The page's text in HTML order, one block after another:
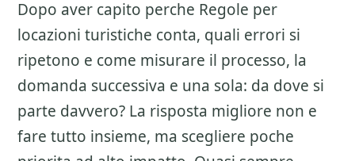
Dopo aver capito perche Regole per
locazioni turistiche conta, quali errori si
ripetono e come misurare il processo, la
domanda successiva e una sola: da dove si
parte davvero? La risposta migliore non e
fare tutto insieme, ma scegliere poche